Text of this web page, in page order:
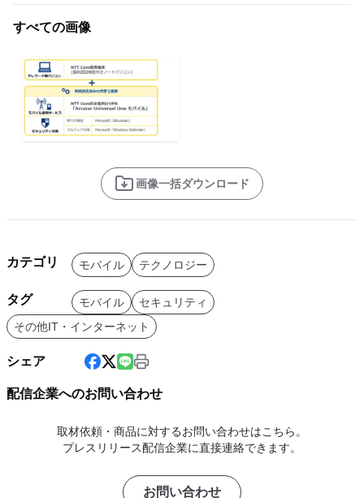
すべての画像
画像一括ダウンロード
カテゴリ モバイル テクノロジー
タグ モバイル
セキュリティ
その他IT・インターネット
シェア
配信企業へのお問い合わせ
取材依頼・商品に対するお問い合わせはこちら。
プレスリリース配信企業に直接連絡できます。
お問い合わせ